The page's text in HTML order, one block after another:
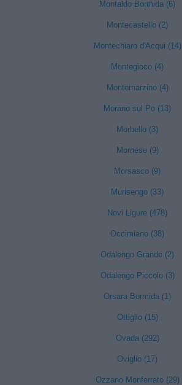
Montaldo Bormida (6)
Montecastello (2)
Montechiaro d'Acqui (14)
Montegioco (4)
Montemarzino (4)
Morano sul Po (13)
Morbello (3)
Mornese (9)
Morsasco (9)
Murisengo (33)
Novi Ligure (478)
Occimiano (38)
Odalengo Grande (2)
Odalengo Piccolo (3)
Orsara Bormida (1)
Ottiglio (15)
Ovada (292)
Oviglio (17)
Ozzano Monferrato (29)